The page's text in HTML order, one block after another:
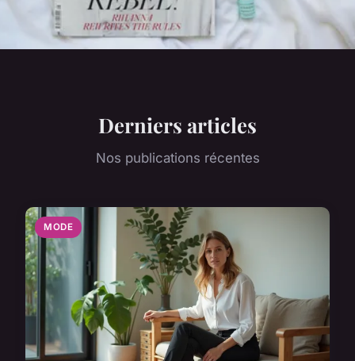
Derniers articles
Nos publications récentes
MODE